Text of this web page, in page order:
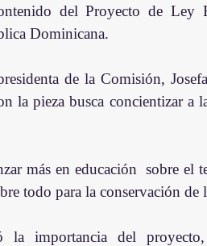
del Proyecto de Ley
Dominicana.
de la Comisión,
la pieza busca concientizar a
más en educación  sobre el
todo para la conservación de
la importancia del